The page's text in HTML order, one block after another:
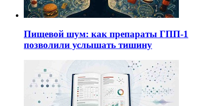
Пищевой шум: как препараты ГПП-1
позволили услышать тишину